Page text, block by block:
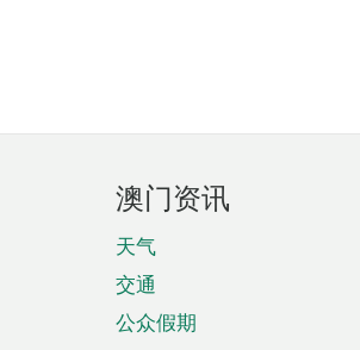
澳门资讯
天气
交通
公众假期